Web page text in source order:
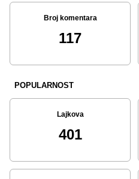
Broj komentara
117
POPULARNOST
Lajkova
401